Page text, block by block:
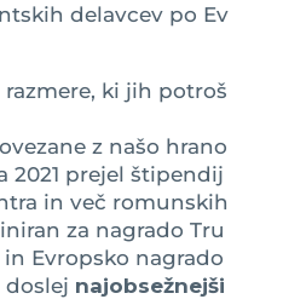
delavcev po Ev
ki jih potroš
z našo hrano
2021 prejel štipendij
in več romunskih
za nagrado Tru
Evropsko nagrado
doslej najobsežnejši